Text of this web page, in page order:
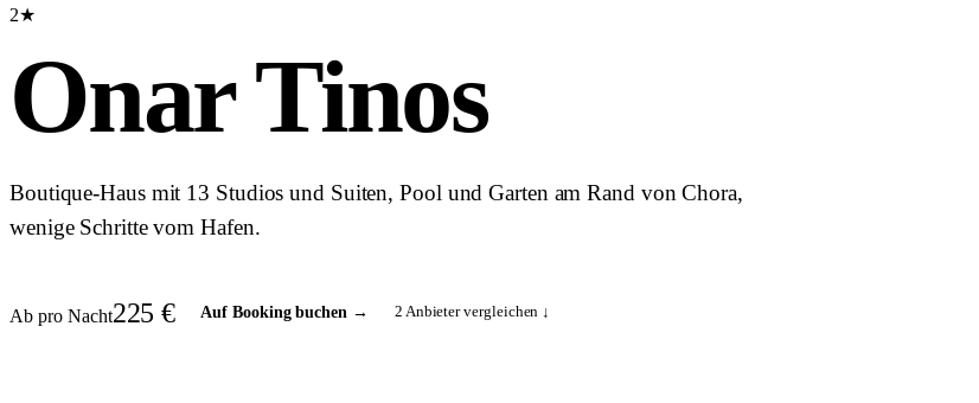
2★
Onar Tinos
Boutique-Haus mit 13 Studios und Suiten, Pool und Garten am Rand von Chora,
wenige Schritte vom Hafen.
Ab pro Nacht225 € Auf Booking buchen→ 2 Anbieter vergleichen ↓